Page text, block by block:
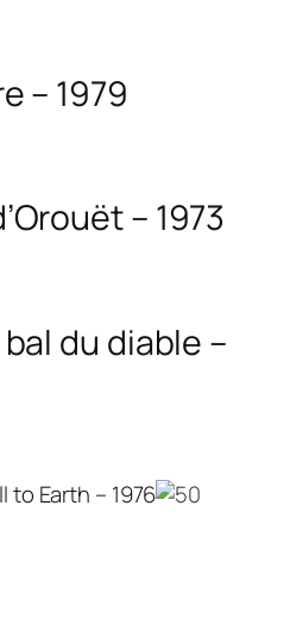
– 1979
– 1973
du diable –
to Earth – 1976